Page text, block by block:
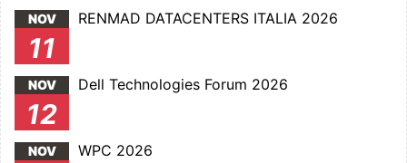
NOV
11
RENMAD DATACENTERS ITALIA 2026
NOV
12
Dell Technologies Forum 2026
NOV WPC 2026